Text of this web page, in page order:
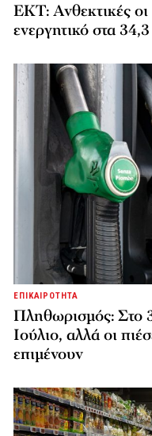
ΕΚΤ: Ανθεκτικές
ενεργητικό στα
ΕΠΙΚΑΙΡΟΤΗΤΑ
Πληθωρισμός: Στο
Ιούλιο, αλλά οι
επιμένουν